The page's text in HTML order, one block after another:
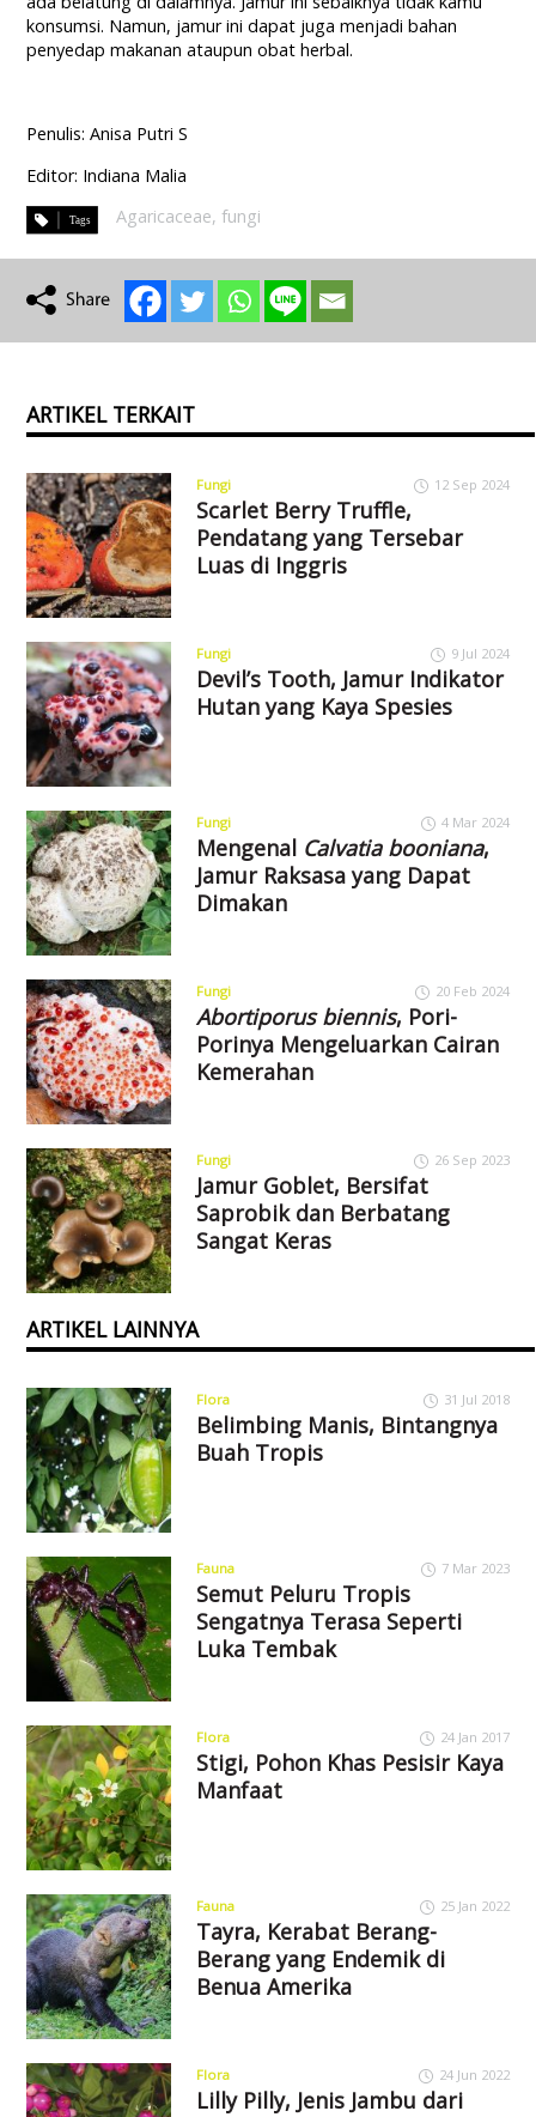
konsumsi. Namun, jamur ini dapat juga menjadi bahan
penyedap makanan ataupun obat herbal.
Penulis: Anisa Putri S
Editor: Indiana Malia
Agaricaceae,fungi
ARTIKEL TERKAIT
Fungi 12 Sep 2024
Scarlet Berry Truffle,
Pendatang yang Tersebar
Luas di Inggris
Fungi 9 Jul 2024
Devil’s Tooth, Jamur Indikator
Hutan yang Kaya Spesies
Fungi 4 Mar 2024
Mengenal Calvatia booniana,
Jamur Raksasa yang Dapat
Dimakan
Fungi 20 Feb 2024
Abortiporus biennis, Pori-
Porinya Mengeluarkan Cairan
Kemerahan
Fungi 26 Sep 2023
Jamur Goblet, Bersifat
Saprobik dan Berbatang
Sangat Keras
ARTIKEL LAINNYA
Flora 31 Jul 2018
Belimbing Manis, Bintangnya
Buah Tropis
Fauna 7 Mar 2023
Semut Peluru Tropis
Sengatnya Terasa Seperti
Luka Tembak
Flora 24 Jan 2017
Stigi, Pohon Khas Pesisir Kaya
Manfaat
Fauna 25 Jan 2022
Tayra, Kerabat Berang-
Berang yang Endemik di
Benua Amerika
Flora 24 Jun 2022
Lilly Pilly, Jenis Jambu dari